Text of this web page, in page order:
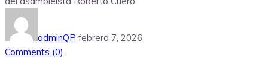
adminQP febrero 7, 2026
Comments (0)